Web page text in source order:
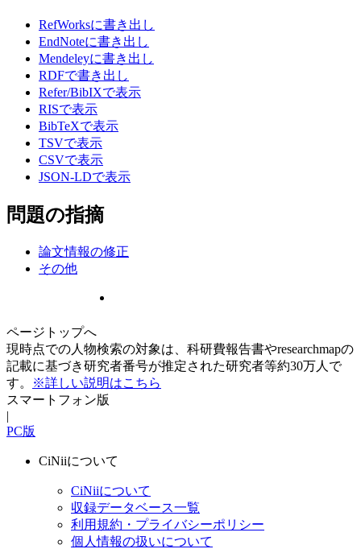
RefWorksに書き出し
EndNoteに書き出し
Mendeleyに書き出し
RDFで書き出し
Refer/BibIXで表示
RISで表示
BibTeXで表示
TSVで表示
CSVで表示
JSON-LDで表示
問題の指摘
論文情報の修正
その他
ページトップへ
現時点での人物検索の対象は、科研費報告書やresearchmapの
記載に基づき研究者番号が推定された研究者等約30万人で
す。
※詳しい説明はこちら
スマートフォン版
|
PC版
CiNiiについて
CiNiiについて
収録データベース一覧
利用規約・プライバシーポリシー
個人情報の扱いについて